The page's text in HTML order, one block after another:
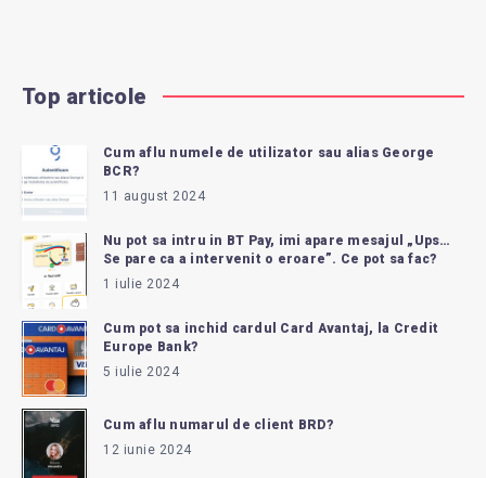
Top articole
Cum aflu numele de utilizator sau alias George
BCR?
11 august 2024
Nu pot sa intru in BT Pay, imi apare mesajul „Ups…
Se pare ca a intervenit o eroare”. Ce pot sa fac?
1 iulie 2024
Cum pot sa inchid cardul Card Avantaj, la Credit
Europe Bank?
5 iulie 2024
Cum aflu numarul de client BRD?
12 iunie 2024